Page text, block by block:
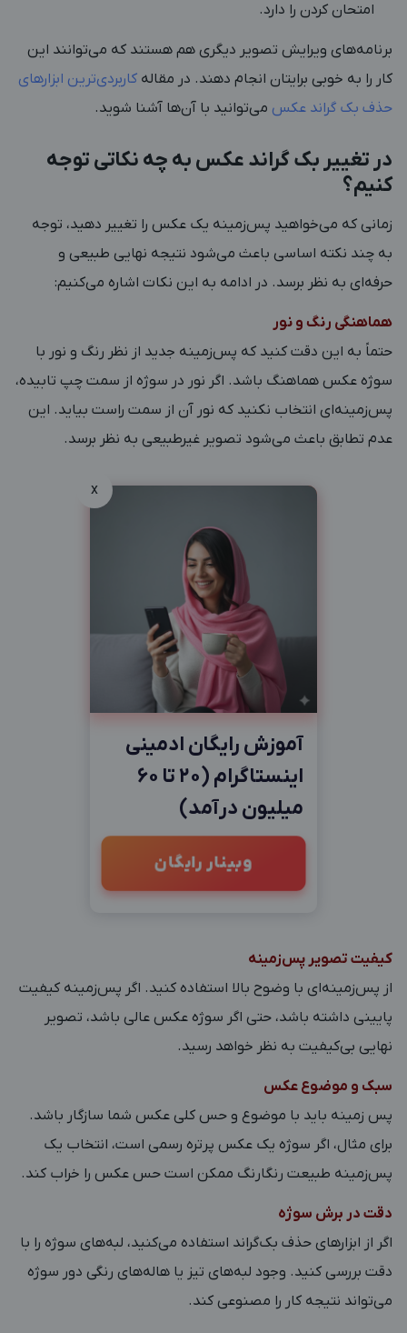
امتحان کردن را دارد.
برنامه‌های ویرایش تصویر دیگری هم هستند که می‌توانند این
کار را به خوبی برایتان انجام دهند. در مقاله کاربردی‌ترین ابزارهای
حذف بک گراند عکس می‌توانید با آن‌ها آشنا شوید.
در تغییر بک گراند عکس به چه نکاتی توجه
کنیم؟
زمانی که می‌خواهید پس‌زمینه یک عکس را تغییر دهید، توجه
به چند نکته اساسی باعث می‌شود نتیجه نهایی طبیعی و
حرفه‌ای به نظر برسد. در ادامه به این نکات اشاره می‌کنیم:
هماهنگی رنگ و نور
حتماً به این دقت کنید که پس‌زمینه جدید از نظر رنگ و نور با
سوژه عکس هماهنگ باشد. اگر نور در سوژه از سمت چپ تابیده،
پس‌زمینه‌ای انتخاب نکنید که نور آن از سمت راست بیاید. این
عدم تطابق باعث می‌شود تصویر غیرطبیعی به نظر برسد.
x
آموزش رایگان ادمینی
اینستاگرام (20 تا 60
میلیون درآمد)
وبینار رایگان
کیفیت تصویر پس‌زمینه
از پس‌زمینه‌ای با وضوح بالا استفاده کنید. اگر پس‌زمینه کیفیت
پایینی داشته باشد، حتی اگر سوژه عکس عالی باشد، تصویر
نهایی بی‌کیفیت به نظر خواهد رسید.
سبک و موضوع عکس
پس زمینه باید با موضوع و حس کلی عکس شما سازگار باشد.
برای مثال، اگر سوژه یک عکس پرتره رسمی است، انتخاب یک
پس‌زمینه طبیعت رنگارنگ ممکن است حس عکس را خراب کند.
دقت در برش سوژه
اگر از ابزارهای حذف بک‌گراند استفاده می‌کنید، لبه‌های سوژه را با
دقت بررسی کنید. وجود لبه‌های تیز یا هاله‌های رنگی دور سوژه
می‌تواند نتیجه کار را مصنوعی کند.